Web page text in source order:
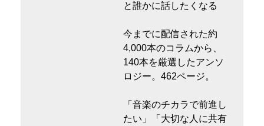
と誰かに話したくなる
今までに配信された約
4,000本のコラムから、
140本を厳選したアンソ
ロジー。462ページ。
「音楽のチカラで前進し
たい」「大切な人に共有